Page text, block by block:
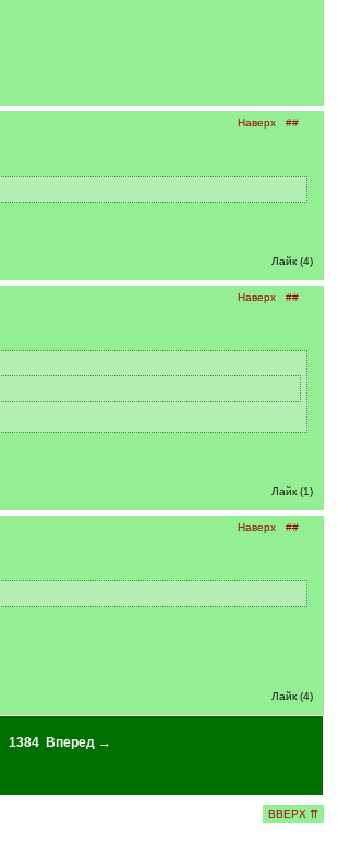
Наверх ##
Лайк (4)
Наверх ##
Лайк (1)
Наверх ##
Лайк (4)
1384
Вперед →
ВВЕРХ ⇈